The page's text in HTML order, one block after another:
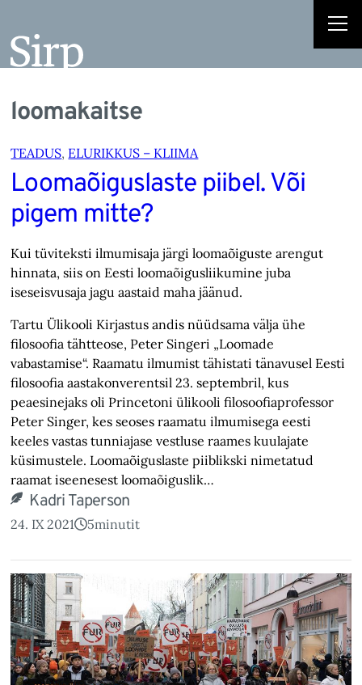
loomakaitse
TEADUS, ELURIKKUS – KLIIMA
Loomaõiguslaste piibel. Või
pigem mitte?
Kui tüviteksti ilmumisaja järgi loomaõiguste arengut
hinnata, siis on Eesti loomaõigusliikumine juba
iseseisvusaja jagu aastaid maha jäänud.
Tartu Ülikooli Kirjastus andis nüüdsama välja ühe
filosoofia tähtteose, Peter Singeri „Loomade
vabastamise“. Raamatu ilmumist tähistati tänavusel Eesti
filosoofia aastakonverentsil 23. septembril, kus
peaesinejaks oli Princetoni ülikooli filosoofiaprofessor
Peter Singer, kes seoses raamatu ilmumisega eesti
keeles vastas tunniajase vestluse raames kuulajate
küsimustele. Loomaõiguslaste piiblikski nimetatud
raamat iseenesest loomaõiguslik…
Kadri Taperson
24. IX 2021 5minutit